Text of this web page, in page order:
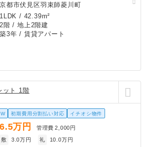
京都市伏見区羽束師菱川町
1LDK / 42.39m²
2階 / 地上2階建
築3年 / 賃貸アパート
ット 1階
初期費用分割払い対応 イチオシ物件
6.5万円 管理費 2,000円
敷
3.0万円 礼 10.0万円